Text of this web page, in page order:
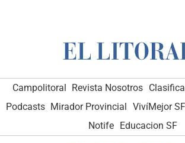
Campolitoral Revista Nosotros
Podcasts Mirador Provincial VivíMejor SF
Notife
Educacion SF